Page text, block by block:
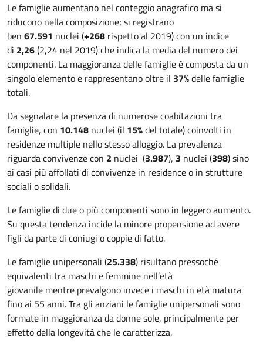
Le famiglie aumentano nel conteggio anagrafico ma si
riducono nella composizione; si registrano
ben 67.591 nuclei (+268 rispetto al 2019) con un indice
di 2,26(2,24 nel 2019) che indica la media del numero dei
componenti. La maggioranza delle famiglie è composta da un
singolo elemento e rappresentano oltre il 37%delle famiglie
totali.
Da segnalare la presenza di numerose coabitazioni tra
famiglie, con 10.148 nuclei (il 15%del totale) coinvolti in
residenze multiple nello stesso alloggio. La prevalenza
riguarda convivenze con 2 nuclei (3.987), 3 nuclei (398) sino
ai casi più affollati di convivenze in residence o in strutture
sociali o solidali.
Le famiglie di due o più componenti sono in leggero aumento.
Su questa tendenza incide la minore propensione ad avere
figli da parte di coniugi o coppie di fatto.
Le famiglie unipersonali (25.338) risultano pressoché
equivalenti tra maschi e femmine nell’età
giovanile mentre prevalgono invece i maschi in età matura
fino ai 55 anni. Tra gli anziani le famiglie unipersonali sono
formate in maggioranza da donne sole, principalmente per
effetto della longevità che le caratterizza.